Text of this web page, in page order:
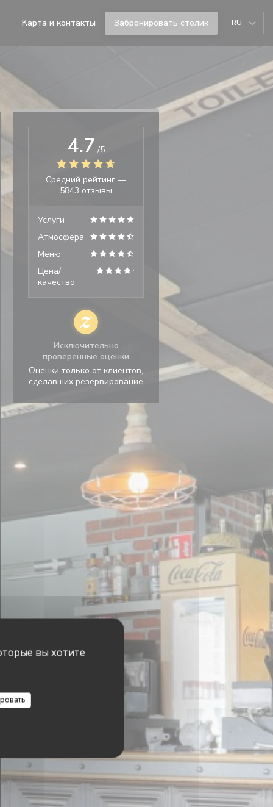
вы хотите
((открывается в новом окне))
((открывается в новом окне))
Карта и контакты Забронировать столик RU
4.7 /5
Средний рейтинг —
5843 отзывы
Услуги
Атмосфера
Меню
Цена/
качество
Исключительно
проверенные оценки
Оценки только от клиентов,
сделавших резервирование